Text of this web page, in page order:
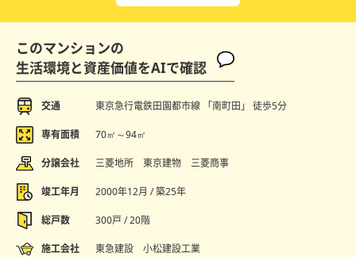
このマンションの
生活環境と資産価値をAIで確認
交通 東京急行電鉄田園都市線 「南町田」 徒歩5分
専有面積 70㎡～94㎡
分譲会社 三菱地所 東京建物 三菱商事
竣工年月 2000年12月 / 築25年
総戸数 300戸 / 20階
施工会社 東急建設 小松建設工業